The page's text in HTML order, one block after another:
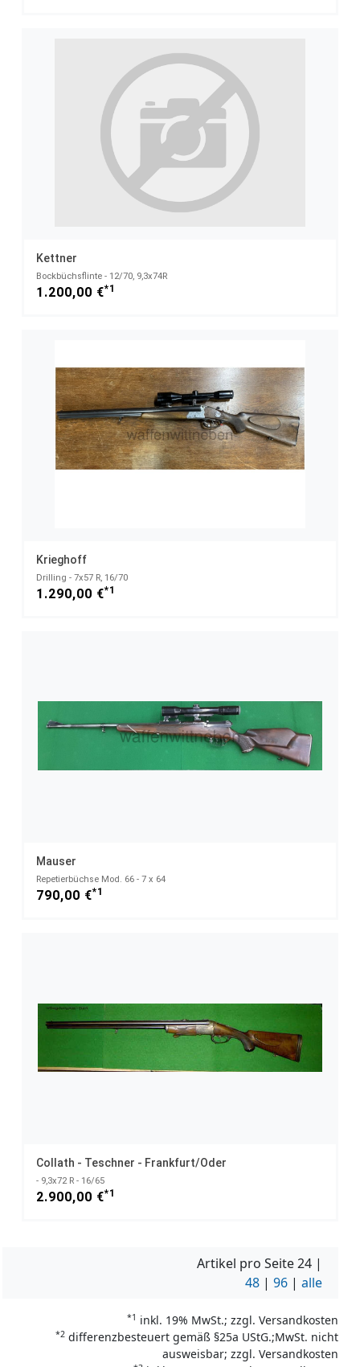
Kettner
Bockbüchsflinte - 12/70, 9,3x74R
1.200,00 €*1
Krieghoff
Drilling - 7x57 R, 16/70
1.290,00 €*1
Mauser
Repetierbüchse Mod. 66 - 7 x 64
790,00 €*1
Collath - Teschner - Frankfurt/Oder
- 9,3x72 R - 16/65
2.900,00 €*1
Artikel pro Seite24 |
48 | 96 | alle
*1 inkl. 19% MwSt.; zzgl. Versandkosten
*2 differenzbesteuert gemäß §25a UStG.;MwSt. nicht
ausweisbar; zzgl. Versandkosten